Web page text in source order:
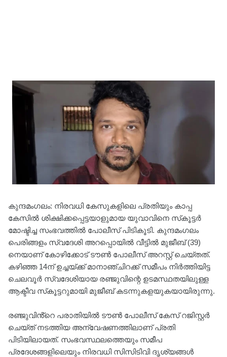
കുന്ദമംഗലം: നിരവധി കേസുകളിലെ പ്രതിയും കാപ്പ
കേസില്‍ ശിക്ഷിക്കപ്പെട്ടയാളുമായ യുവാവിനെ സ്‌കൂട്ടര്‍
മോഷ്ടിച്ച സംഭവത്തില്‍ പോലീസ് പിടികൂടി. കുന്ദമംഗലം
പെരിങ്ങളം സ്വദേശി അറപ്പൊയില്‍ വീട്ടില്‍ മുജീബ് (39)
നെയാണ് കോഴിക്കോട് ടൗണ്‍ പോലീസ് അറസ്റ്റ് ചെയ്തത്.
കഴിഞ്ഞ 14ന് ഉച്ചയ്ക്ക് മാനാഞ്ചിറക്ക് സമീപം നിര്‍ത്തിയിട്ട
ചെലവൂര്‍ സ്വദേശിയായ രഞ്ജുവിന്റെ ഉടമസ്ഥതയിലുള്ള
ആക്ടീവ സ്‌കൂട്ടറുമായി മുജീബ് കടന്നുകളയുകയായിരുന്നു.
രഞ്ജുവിൻ്റെ പരാതിയില്‍ ടൗണ്‍ പോലീസ് കേസ് റജിസ്റ്റര്‍
ചെയ്ത് നടത്തിയ അന്വേഷണത്തിലാണ് പ്രതി
പിടിയിലായത്. സംഭവസ്ഥലത്തെയും സമീപ
പ്രദേശങ്ങളിലെയും നിരവധി സിസിടിവി ദൃശ്യങ്ങള്‍